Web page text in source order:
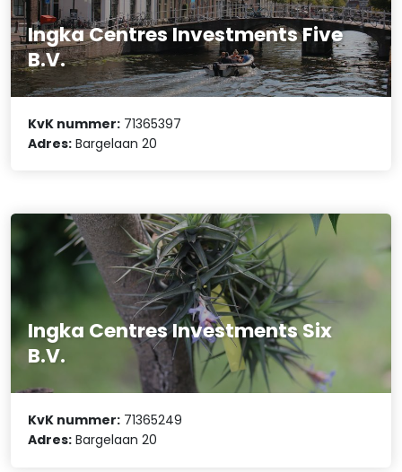
Ingka Centres Investments Five
B.V.
KvK nummer: 71365397
Adres: Bargelaan 20
Ingka Centres Investments Six
B.V.
KvK nummer: 71365249
Adres: Bargelaan 20